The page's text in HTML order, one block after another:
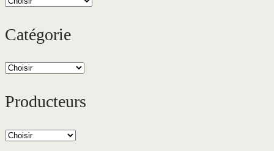
Catégorie
Producteurs